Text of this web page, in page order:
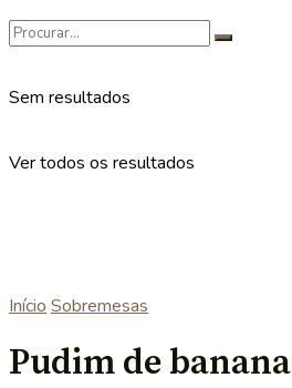
Sem resultados
Ver todos os resultados
Início Sobremesas
Pudim de banana